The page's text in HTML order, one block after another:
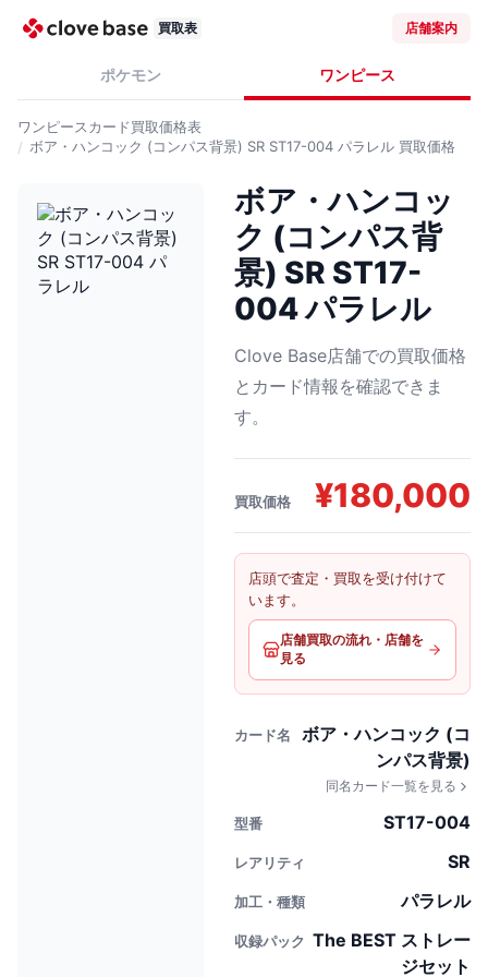
買取表 店舗案内
ポケモン ワンピース
ワンピースカード買取価格表
ボア・ハンコック (コンパス背景) SR ST17-004 パラレル 買取価格
ボア・ハンコッ
ク (コンパス背
景) SR ST17-
004 パラレル
Clove Base店舗での買取価格
とカード情報を確認できま
す。
買取価格 ¥180,000
店頭で査定・買取を受け付けて
います。
店舗買取の流れ・店舗を
見る
カード名
ボア・ハンコック (コ
ンパス背景)
同名カード一覧を見る
型番 ST17-004
レアリティ SR
加工・種類 パラレル
収録パック The BEST ストレー
ジセット